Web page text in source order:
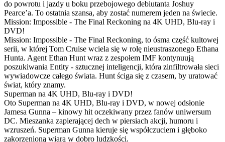
do powrotu i jazdy u boku przebojowego debiutanta Joshuy
Pearce’a. To ostatnia szansa, aby zostać numerem jeden na świecie.
Mission: Impossible - The Final Reckoning na 4K UHD, Blu-ray i
DVD!
Mission: Impossible - The Final Reckoning, to ósma część kultowej
serii, w której Tom Cruise wciela się w rolę nieustraszonego Ethana
Hunta. Agent Ethan Hunt wraz z zespołem IMF kontynuują
poszukiwania Entity - sztucznej inteligencji, która zinfiltrowała sieci
wywiadowcze całego świata. Hunt ściga się z czasem, by uratować
świat, który znamy.
Superman na 4K UHD, Blu-ray i DVD!
Oto Superman na 4K UHD, Blu-ray i DVD, w nowej odsłonie
Jamesa Gunna – kinowy hit oczekiwany przez fanów uniwersum
DC. Mieszanka zapierającej dech w piersiach akcji, humoru i
wzruszeń. Superman Gunna kieruje się współczuciem i głęboko
zakorzenioną wiarą w dobro ludzkości.